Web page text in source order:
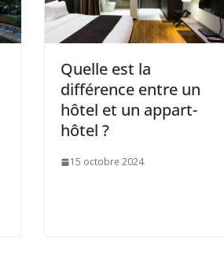
Quelle est la
différence entre un
hôtel et un appart-
hôtel ?
15 octobre 2024